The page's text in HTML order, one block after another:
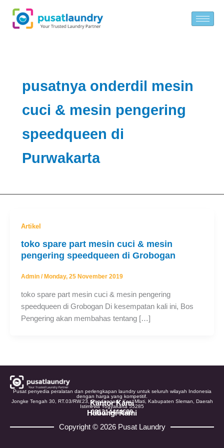
content
pusatnya onderdil mesin
cuci & mesin pengering
speedqueen di
Purwakarta
Artikel
toko spare part mesin cuci & mesin
pengering speedqueen di Grobogan
Admin / Monday, 25 November 2019
toko spare part mesin cuci & mesin pengering
speedqueen di Grobogan Di kesempatan kali ini, Bos
Pengering akan membahas tentang […]
Pusat penyedia peralatan dan perlengkapan laundry untuk seluruh wilayah Indonesia
dengan harga yang kompetitif.
Kantor Kami
Jongke Tengah 30, RT.03/RW.23, Sendangadi, Kec. Mlati, Kabupaten Sleman, Daerah
Istimewa Yogyakarta 55285
Hubungi Kami
081314444689
Copyright © 2026 Pusat Laundry